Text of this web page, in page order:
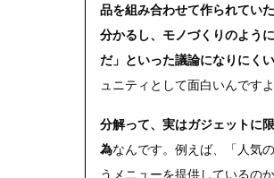
品を組み合わせて作られてい
分かるし、モノづくりのよう
だ」といった議論になりにくい
ュニティとして面白いんですよ
分解って、実はガジェットに
為なんです。例えば、「人気
うメニューを提供しているの